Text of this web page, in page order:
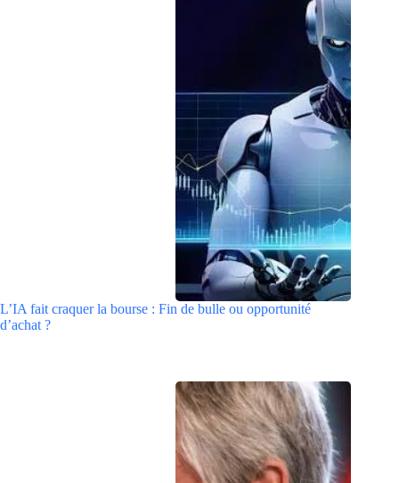
L’IA fait craquer la bourse : Fin de bulle ou opportunité
d’achat ?